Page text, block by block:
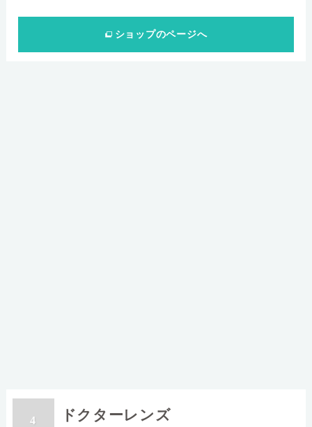
ショップのページへ
4 ドクターレンズ